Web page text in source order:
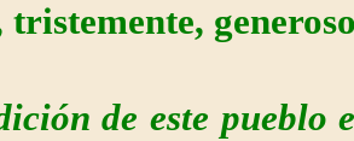
tristemente,
de este